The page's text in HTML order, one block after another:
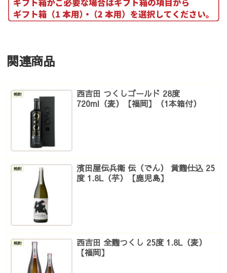
関連商品
焼酎
西吉田 つくしゴールド 28度
720ml（麦）【福岡】（1本箱付）
焼酎
濱田屋伝兵衛 伝（でん） 黄麴仕込 25
度 1.8L（芋）【鹿児島】
焼酎
西吉田 全麴つくし 25度 1.8L（麦）
【福岡】